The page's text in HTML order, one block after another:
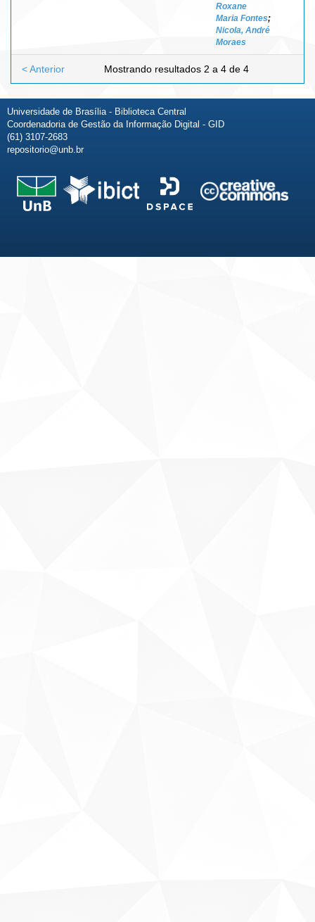
Roxane
Maria Fontes;
Nicola, André
Moraes
Mostrando resultados 2 a 4 de 4
< Anterior
Universidade de Brasília - Biblioteca Central
Coordenadoria de Gestão da Informação Digital - GID
(61) 3107-2683
repositorio@unb.br